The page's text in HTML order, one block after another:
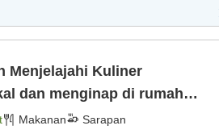
Menjelajahi Kuliner
dan menginap di rumah
Minato [Sarapan]
Makanan Sarapan